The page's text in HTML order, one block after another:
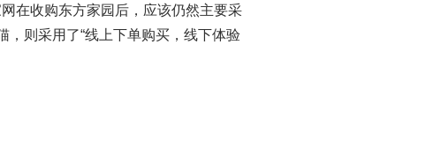
在收购东方家园后，应该仍然主要采
，则采用了“线上下单购买，线下体验